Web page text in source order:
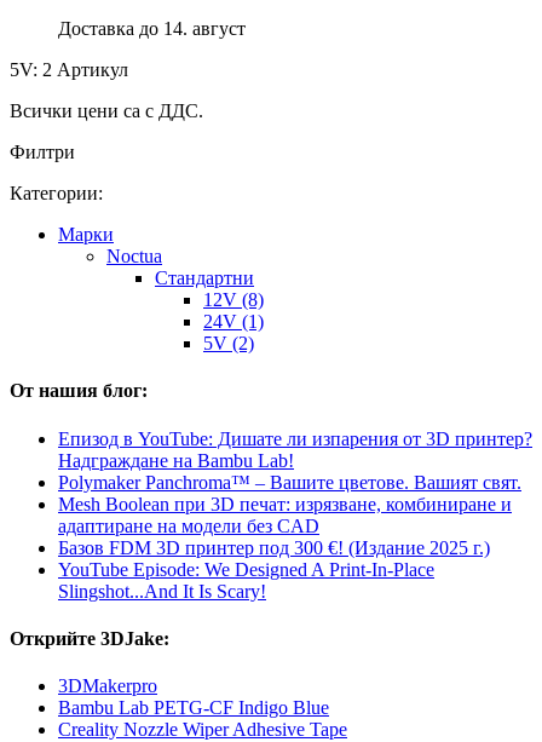
Доставка до 14. август
5V: 2 Артикул
Всички цени са с ДДС.
Филтри
Категории:
Mарки
Noctua
Стандартни
12V (8)
24V (1)
5V (2)
От нашия блог:
Епизод в YouTube: Дишате ли изпарения от 3D принтер?
Надграждане на Bambu Lab!
Polymaker Panchroma™ – Вашите цветове. Вашият свят.
Mesh Boolean при 3D печат: изрязване, комбиниране и
адаптиране на модели без CAD
Базов FDM 3D принтер под 300 €! (Издание 2025 г.)
YouTube Episode: We Designed A Print-In-Place
Slingshot...And It Is Scary!
Открийте 3DJake:
3DMakerpro
Bambu Lab PETG-CF Indigo Blue
Creality Nozzle Wiper Adhesive Tape